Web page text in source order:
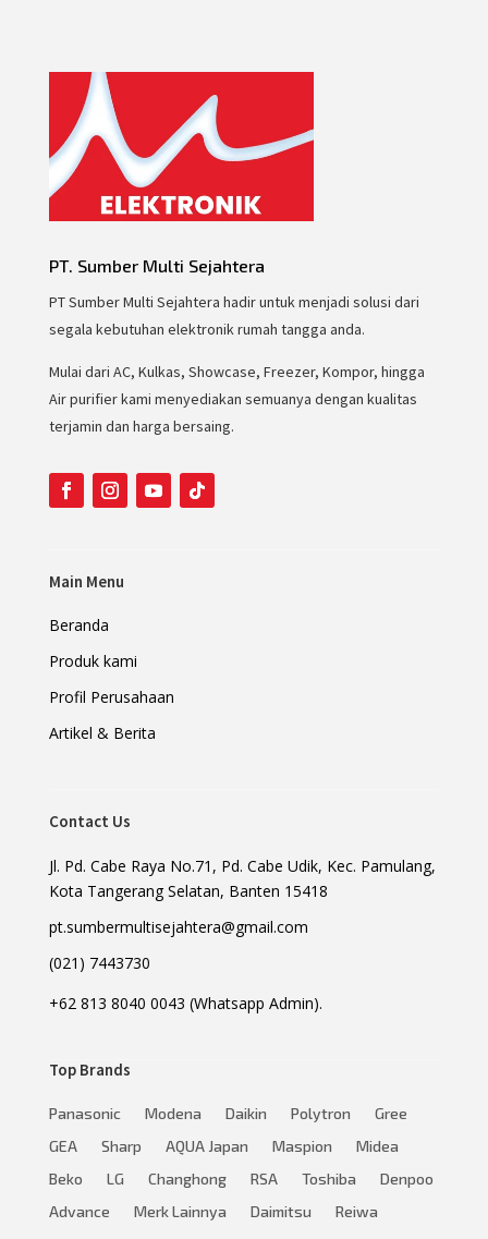
PT. Sumber Multi Sejahtera
PT Sumber Multi Sejahtera hadir untuk menjadi solusi dari
segala kebutuhan elektronik rumah tangga anda.
Mulai dari AC, Kulkas, Showcase, Freezer, Kompor, hingga
Air purifier kami menyediakan semuanya dengan kualitas
terjamin dan harga bersaing.
Main Menu
Beranda
Produk kami
Profil Perusahaan
Artikel & Berita
Contact Us
Jl. Pd. Cabe Raya No.71, Pd. Cabe Udik, Kec. Pamulang,
Kota Tangerang Selatan, Banten 15418
pt.sumbermultisejahtera@gmail.com
(021) 7443730
+62 813 8040 0043 (Whatsapp Admin).
Top Brands
Panasonic Modena Daikin Polytron
Gree
GEA
Sharp AQUA Japan Maspion
Midea
Beko
LG Changhong RSA Toshiba
Denpoo
Advance
Merk Lainnya Daimitsu
Reiwa